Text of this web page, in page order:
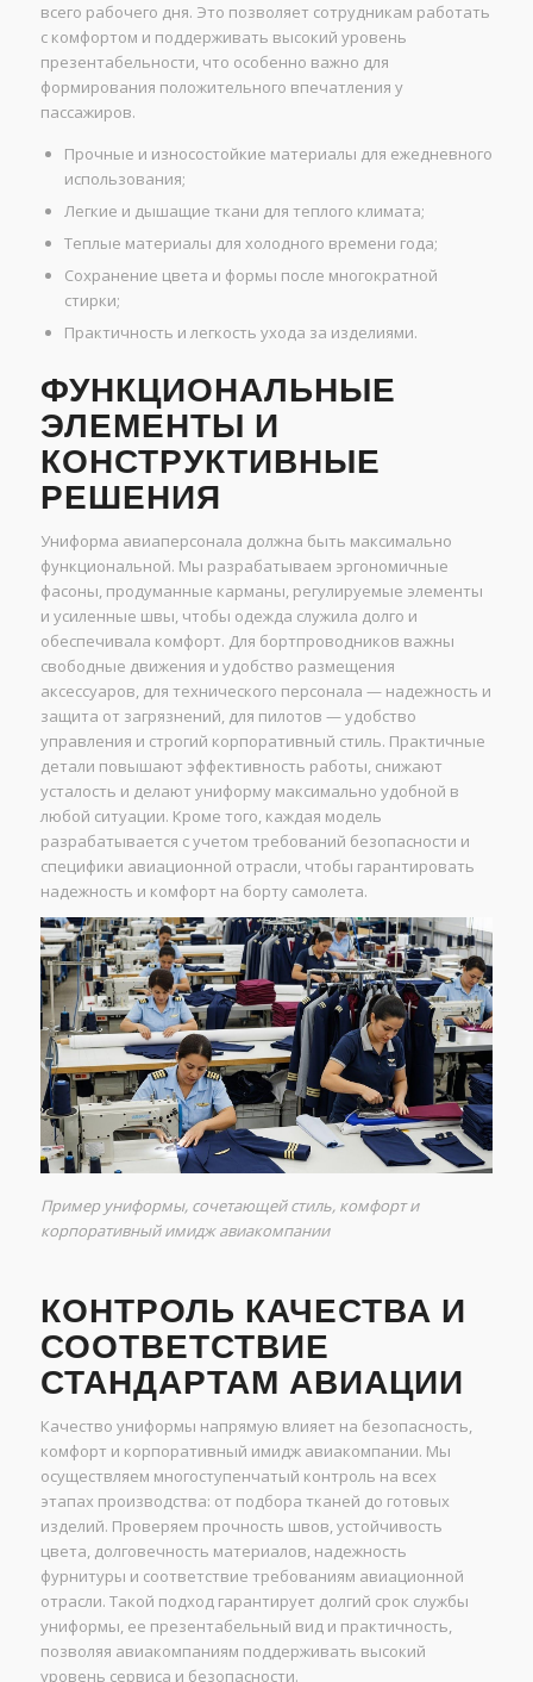
всего рабочего дня. Это позволяет сотрудникам работать
с комфортом и поддерживать высокий уровень
презентабельности, что особенно важно для
формирования положительного впечатления у
пассажиров.
Прочные и износостойкие материалы для ежедневного
использования;
Легкие и дышащие ткани для теплого климата;
Теплые материалы для холодного времени года;
Сохранение цвета и формы после многократной
стирки;
Практичность и легкость ухода за изделиями.
ФУНКЦИОНАЛЬНЫЕ
ЭЛЕМЕНТЫ И
КОНСТРУКТИВНЫЕ
РЕШЕНИЯ
Униформа авиаперсонала должна быть максимально
функциональной. Мы разрабатываем эргономичные
фасоны, продуманные карманы, регулируемые элементы
и усиленные швы, чтобы одежда служила долго и
обеспечивала комфорт. Для бортпроводников важны
свободные движения и удобство размещения
аксессуаров, для технического персонала — надежность и
защита от загрязнений, для пилотов — удобство
управления и строгий корпоративный стиль. Практичные
детали повышают эффективность работы, снижают
усталость и делают униформу максимально удобной в
любой ситуации. Кроме того, каждая модель
разрабатывается с учетом требований безопасности и
специфики авиационной отрасли, чтобы гарантировать
надежность и комфорт на борту самолета.
Пример униформы, сочетающей стиль, комфорт и
корпоративный имидж авиакомпании
КОНТРОЛЬ КАЧЕСТВА И
СООТВЕТСТВИЕ
СТАНДАРТАМ АВИАЦИИ
Качество униформы напрямую влияет на безопасность,
комфорт и корпоративный имидж авиакомпании. Мы
осуществляем многоступенчатый контроль на всех
этапах производства: от подбора тканей до готовых
изделий. Проверяем прочность швов, устойчивость
цвета, долговечность материалов, надежность
фурнитуры и соответствие требованиям авиационной
отрасли. Такой подход гарантирует долгий срок службы
униформы, ее презентабельный вид и практичность,
позволяя авиакомпаниям поддерживать высокий
уровень сервиса и безопасности.